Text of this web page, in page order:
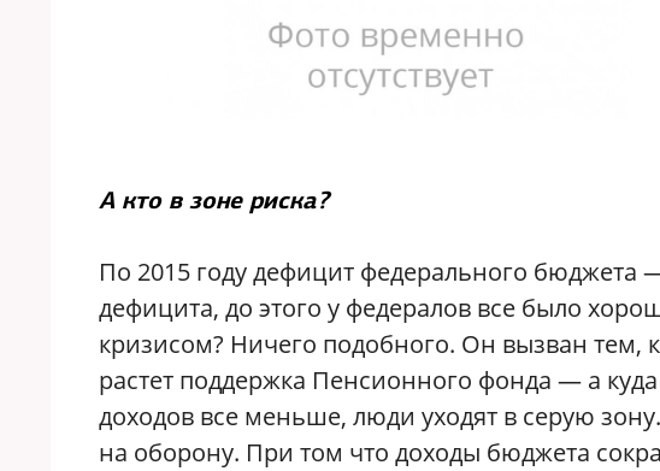
А кто в зоне риска?
По 2015 году дефицит федерального бюджета
дефицита, до этого у федералов все было
кризисом? Ничего подобного. Он вызван тем,
растет поддержка Пенсионного фонда — а
доходов все меньше, люди уходят в серую
на оборону. При том что доходы бюджета